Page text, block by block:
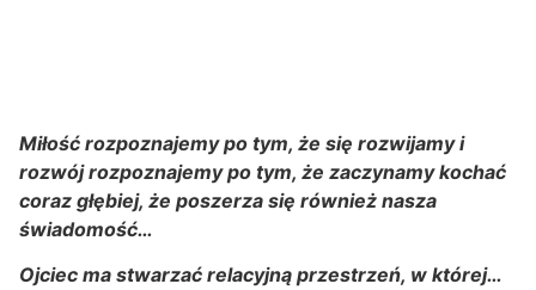
Miłość rozpoznajemy po tym, że się rozwijamy i
rozwój rozpoznajemy po tym, że zaczynamy kochać
coraz głębiej, że poszerza się również nasza
świadomość…
Ojciec ma stwarzać relacyjną przestrzeń, w której…